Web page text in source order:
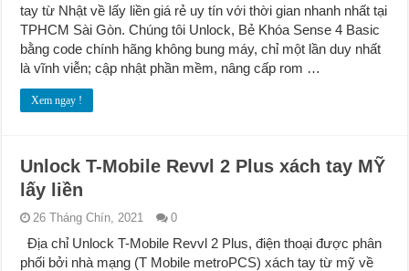
tay từ Nhật về lấy liền giá rẻ uy tín với thời gian nhanh nhất tại
TPHCM Sài Gòn. Chúng tôi Unlock, Bẻ Khóa Sense 4 Basic
bằng code chính hãng không bung máy, chỉ một lần duy nhất
là vĩnh viễn; cập nhật phần mềm, nâng cấp rom …
Xem ngay !
Unlock T-Mobile Revvl 2 Plus xách tay MỸ
lấy liền
26 Tháng Chín, 2021 0
Địa chỉ Unlock T-Mobile Revvl 2 Plus, điện thoại được phân
phối bởi nhà mạng (T Mobile metroPCS) xách tay từ mỹ về